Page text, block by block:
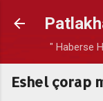
" Haberse
Eshel çorap